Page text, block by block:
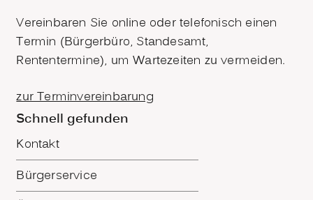
Vereinbaren Sie online oder telefonisch einen
Termin (Bürgerbüro, Standesamt,
Rententermine), um Wartezeiten zu vermeiden.
zur Terminvereinbarung
Schnell gefunden
Kontakt
Bürgerservice